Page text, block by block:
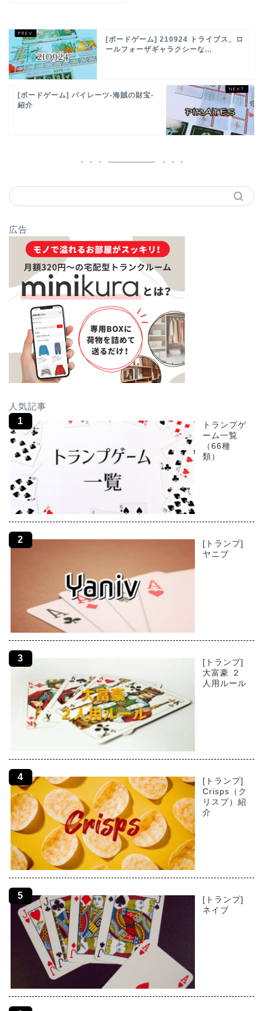
[ボードゲーム] 210924 トライブス、ロ
ールフォーザギャラクシーな...
[ボードゲーム] パイレーツ-海賊の財宝-
紹介
広告
人気記事
トランプゲ
ーム一覧
（66種
類）
[トランプ]
ヤニブ
[トランプ]
大富豪 ２
人用ルール
[トランプ]
Crisps（ク
リスプ）紹
介
[トランプ]
ネイブ